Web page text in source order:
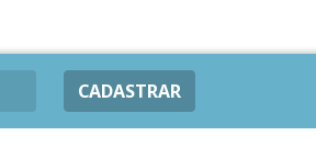
CADASTRAR